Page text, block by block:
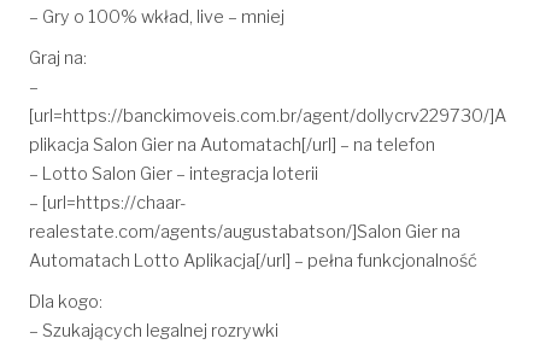
– Gry o 100% wkład, live – mniej
Graj na:
–
[url=https://banckimoveis.com.br/agent/dollycrv229730/]A
plikacja Salon Gier na Automatach[/url] – na telefon
– Lotto Salon Gier – integracja loterii
– [url=https://chaar-
realestate.com/agents/augustabatson/]Salon Gier na
Automatach Lotto Aplikacja[/url] – pełna funkcjonalność
Dla kogo:
– Szukających legalnej rozrywki